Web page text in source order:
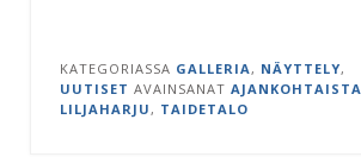
KATEGORIASSA GALLERIA , NÄYTTELY,
UUTISET AVAINSANAT AJANKOHTAISTA
LILJAHARJU , TAIDETALO